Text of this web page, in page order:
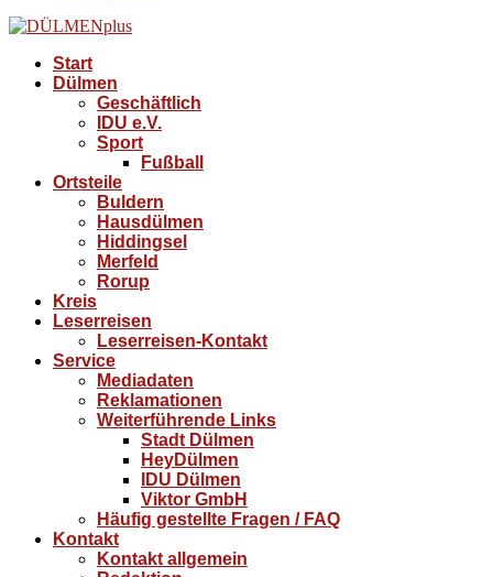
Start
Dülmen
Geschäftlich
IDU e.V.
Sport
Fußball
Ortsteile
Buldern
Hausdülmen
Hiddingsel
Merfeld
Rorup
Kreis
Leserreisen
Leserreisen-Kontakt
Service
Mediadaten
Reklamationen
Weiterführende Links
Stadt Dülmen
HeyDülmen
IDU Dülmen
Viktor GmbH
Häufig gestellte Fragen / FAQ
Kontakt
Kontakt allgemein